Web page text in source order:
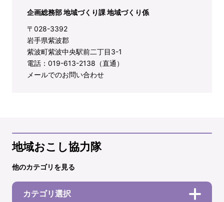
企画総務部 地域づくり課 地域づくり係
〒028-3392
岩手県紫波郡
紫波町紫波中央駅前二丁目3-1
電話：019-613-2138（直通）
メールでのお問い合わせ
地域おこし協力隊
他のカテゴリを見る
カテゴリ選択